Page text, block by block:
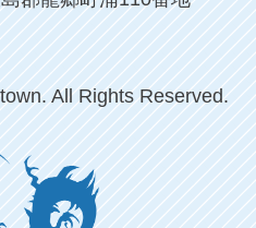
All Rights Reserved.